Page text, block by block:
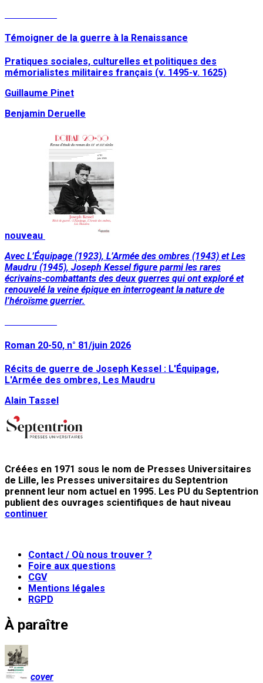
Témoigner de la guerre à la Renaissance
Pratiques sociales, culturelles et politiques des
mémorialistes militaires français (v. 1495-v. 1625)
Guillaume Pinet
Benjamin Deruelle
nouveau
Avec L’Équipage (1923), L’Armée des ombres (1943) et Les
Maudru (1945), Joseph Kessel figure parmi les rares
écrivains-combattants des deux guerres qui ont exploré et
renouvelé la veine épique en interrogeant la nature de
l’héroïsme guerrier.
Roman 20-50, n° 81/juin 2026
Récits de guerre de Joseph Kessel : L'Équipage,
L'Armée des ombres, Les Maudru
Alain Tassel
Créées en 1971 sous le nom de Presses Universitaires
de Lille, les Presses universitaires du Septentrion
prennent leur nom actuel en 1995. Les PU du Septentrion
publient des ouvrages scientifiques de haut niveau
continuer
Contact / Où nous trouver ?
Foire aux questions
CGV
Mentions légales
RGPD
À paraître
cover